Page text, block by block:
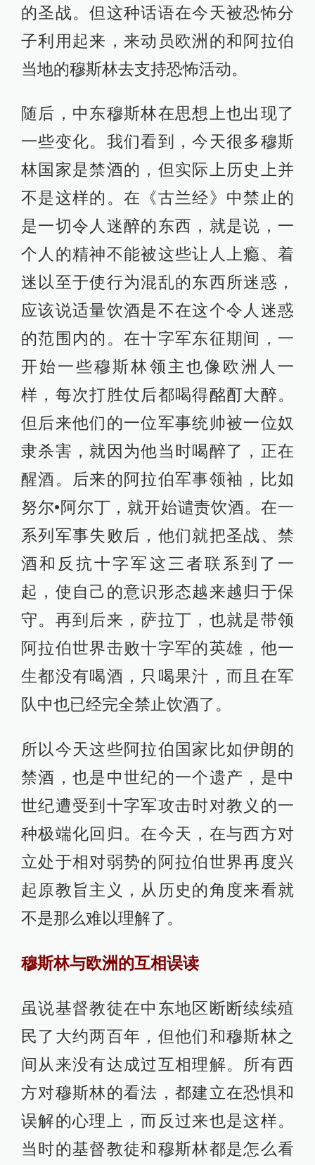
的圣战。但这种话语在今天被恐怖分
子利用起来，来动员欧洲的和阿拉伯
当地的穆斯林去支持恐怖活动。
随后，中东穆斯林在思想上也出现了
一些变化。我们看到，今天很多穆斯
林国家是禁酒的，但实际上历史上并
不是这样的。在《古兰经》中禁止的
是一切令人迷醉的东西，就是说，一
个人的精神不能被这些让人上瘾、着
迷以至于使行为混乱的东西所迷惑，
应该说适量饮酒是不在这个令人迷惑
的范围内的。在十字军东征期间，一
开始一些穆斯林领主也像欧洲人一
样，每次打胜仗后都喝得酩酊大醉。
但后来他们的一位军事统帅被一位奴
隶杀害，就因为他当时喝醉了，正在
醒酒。后来的阿拉伯军事领袖，比如
努尔•阿尔丁，就开始谴责饮酒。在一
系列军事失败后，他们就把圣战、禁
酒和反抗十字军这三者联系到了一
起，使自己的意识形态越来越归于保
守。再到后来，萨拉丁，也就是带领
阿拉伯世界击败十字军的英雄，他一
生都没有喝酒，只喝果汁，而且在军
队中也已经完全禁止饮酒了。
所以今天这些阿拉伯国家比如伊朗的
禁酒，也是中世纪的一个遗产，是中
世纪遭受到十字军攻击时对教义的一
种极端化回归。在今天，在与西方对
立处于相对弱势的阿拉伯世界再度兴
起原教旨主义，从历史的角度来看就
不是那么难以理解了。
穆斯林与欧洲的互相误读
虽说基督教徒在中东地区断断续续殖
民了大约两百年，但他们和穆斯林之
间从来没有达成过互相理解。所有西
方对穆斯林的看法，都建立在恐惧和
误解的心理上，而反过来也是这样。
当时的基督教徒和穆斯林都是怎么看